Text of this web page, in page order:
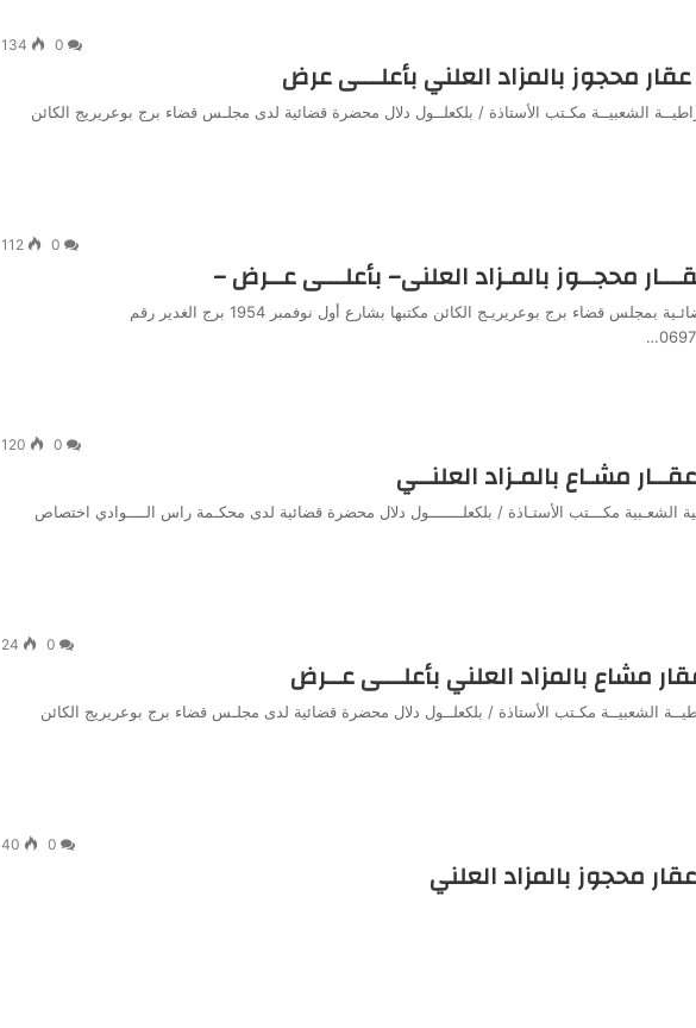
0
134
محجوز بالمزاد العلني بأعلـــى عرض
الشعبيــة مكـتب الأستاذة / بلكعلــول دلال محضرة قضائية لدى مجلـس قضاء برج بوعريريج الكائن
0
112
محجــوز بالمـزاد العلنى– بأعلـــى عــرض –
الأســتاذة بلكعلـول دلال محضرة قضائـية بمجلس قضاء برج بوعريريـج الكائن مكتبها بشارع أول نوفمبر 1954 برج الغدير رقم
0
120
مشـاع بالمـزاد العلنــي
الشعـبية مكـــتب الأستـاذة / بلكعلـــــــول دلال محضرة قضائية لدى محكـمة راس الــــوادي اختصاص
0
24
مشاع بالمزاد العلني بأعلـــى عــرض
الشعبيــة مكـتب الأستاذة / بلكعلــول دلال محضرة قضائية لدى مجلـس قضاء برج بوعريريج الكائن
0
40
محجوز بالمزاد العلني